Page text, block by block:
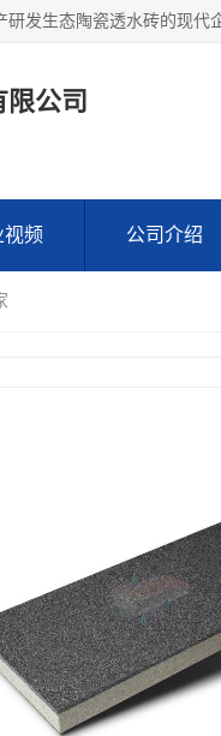
公司
视频 公司介绍